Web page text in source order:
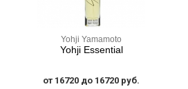
Yohji Yamamoto
Yohji Essential
от 16720 до 16720 руб.